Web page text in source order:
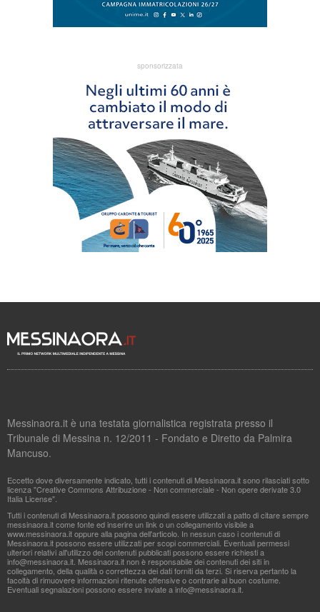
sponsorizzata
Messinaora.it è una testata giornalistica registrata presso il
Tribunale di Messina n. 12/2011 - Fondato e Diretto da Palmira
Mancuso.
Eccetto dove diversamente indicato, tutti i contenuti di Messinaora.it sono rilasciati sotto
licenza "Creative Commons Attribuzione - Non commerciale - Non opere derivate 3.0
Italia License".
Tutti i contenuti di Messinaora.it possono quindi essere utilizzati a patto di citare sempre
messinaora.it come fonte ed inserire un link o un collegamento visibile a
www.messinaora.it oppure alla pagina dell'articolo. In nessun caso i contenuti di
Messinaora.it possono essere utilizzati per scopi commerciali. Eventuali permessi
ulteriori relativi all'utilizzo dei contenuti pubblicati possono essere richiesti a
info@messinaora.it . Messinaora.it non è responsabile dei contenuti dei siti in
collegamento, della qualità o correttezza dei dati forniti da terzi. Si riserva pertanto la
facoltà di rimuovere informazioni ritenute offensive o contrarie al buon costume.
Eventuali segnalazioni possono essere inviate ainfo@messinaora.it